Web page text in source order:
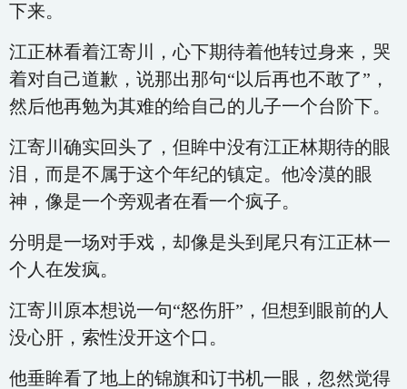
下来。
江正林看着江寄川，心下期待着他转过身来，哭
着对自己道歉，说那出那句“以后再也不敢了”，
然后他再勉为其难的给自己的儿子一个台阶下。
江寄川确实回头了，但眸中没有江正林期待的眼
泪，而是不属于这个年纪的镇定。他冷漠的眼
神，像是一个旁观者在看一个疯子。
分明是一场对手戏，却像是头到尾只有江正林一
个人在发疯。
江寄川原本想说一句“怒伤肝”，但想到眼前的人
没心肝，索性没开这个口。
他垂眸看了地上的锦旗和订书机一眼，忽然觉得